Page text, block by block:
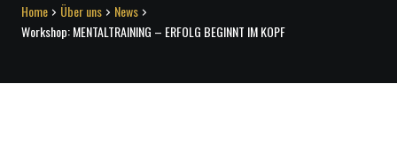
Home Über uns
News
Workshop: MENTALTRAINING – ERFOLG BEGINNT IM KOPF